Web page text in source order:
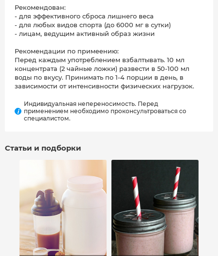
Рекомендован:
- для эффективного сброса лишнего веса
- для любых видов спорта (до 6000 мг в сутки)
- лицам, ведущим активный образ жизни
Рекомендации по примеению:
Перед каждым употреблением взбалтывать. 10 мл
концентрата (2 чайные ложки) развести в 50-100 мл
воды по вкусу. Принимать по 1-4 порции в день, в
зависимости от интенсивности физических нагрузок.
i
Индивидуальная непереносимость. Перед
применением необходимо проконсультроваться со
специалистом.
Статьи и подборки